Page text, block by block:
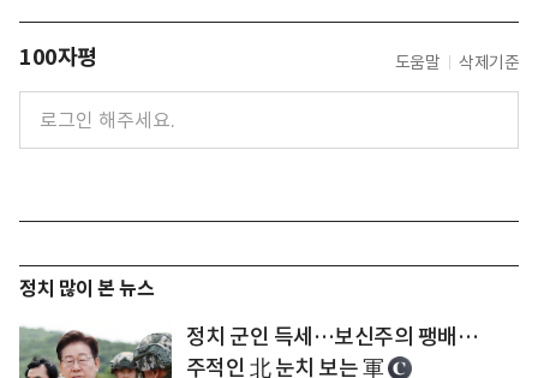
100자평 도움말 삭제기준
정치 많이 본 뉴스
정치 군인 득세…보신주의 팽배…
주적인 北 눈치 보는 軍